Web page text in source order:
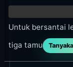
Untuk bersantai
tiga tamu